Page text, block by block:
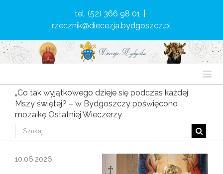
tel. (52) 366 98 01
rzecznik@diecezja.bydgoszcz.pl
„Co tak wyjątkowego dzieje się podczas każdej
Mszy świętej? – w Bydgoszczy poświęcono
mozaikę Ostatniej Wieczerzy
10.06.2026